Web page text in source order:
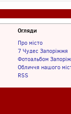
Огляди
Про місто
7 Чудес Запоріжжя
Фотоальбом
Обличчя нашого
RSS